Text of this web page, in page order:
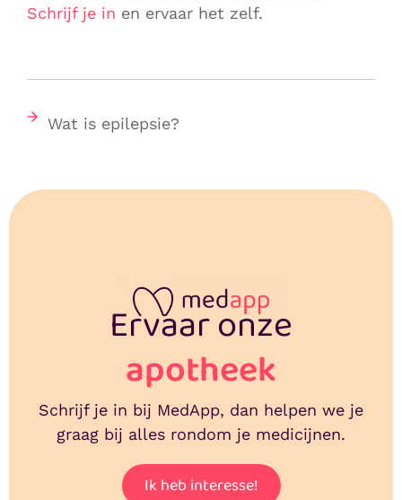
Schrijf je in en ervaar het zelf.
Wat is epilepsie?
Ervaar onze
apotheek
Schrijf je in bij MedApp, dan helpen we je
graag bij alles rondom je medicijnen.
Ik heb interesse!